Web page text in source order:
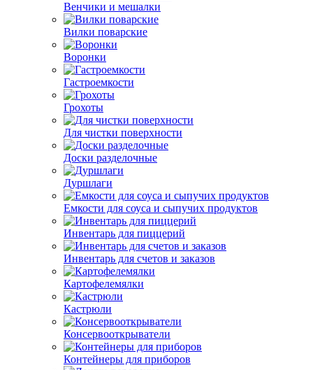
Венчики и мешалки
Вилки поварские
Воронки
Гастроемкости
Грохоты
Для чистки поверхности
Доски разделочные
Дуршлаги
Емкости для соуса и сыпучих продуктов
Инвентарь для пиццерий
Инвентарь для счетов и заказов
Картофелемялки
Кастрюли
Консервооткрыватели
Контейнеры для приборов